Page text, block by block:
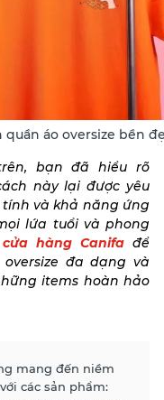
quần áo oversize bền
bạn đã hiểu rõ
này lại được yêu
và khả năng ứng
lứa tuổi và phong
hàng Canifa để
đa dạng và
items hoàn hảo
mang đến niềm
các sản phẩm: